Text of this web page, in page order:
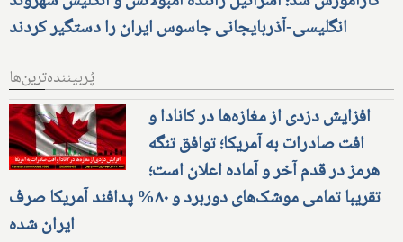
انگلیسی-آذربایجانی جاسوس ایران را دستگیر کردند
پُربیننده‌ترین‌ها
افزایش دزدی از مغازه‌ها در کانادا و
افت صادرات به آمریکا؛ توافق تنگه
هرمز در قدم آخر و آماده اعلان است؛
تقریبا تمامی موشک‌های دوربرد و ۸۰% پدافند آمریکا صرف
ایران شده